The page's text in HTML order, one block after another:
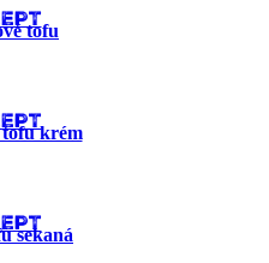
tofu
krém
sekaná